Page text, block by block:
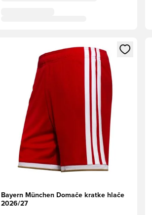
Odpre Modal za prijavo ali vpis kot član
Bayern München Domače kratke hlače
2026/27